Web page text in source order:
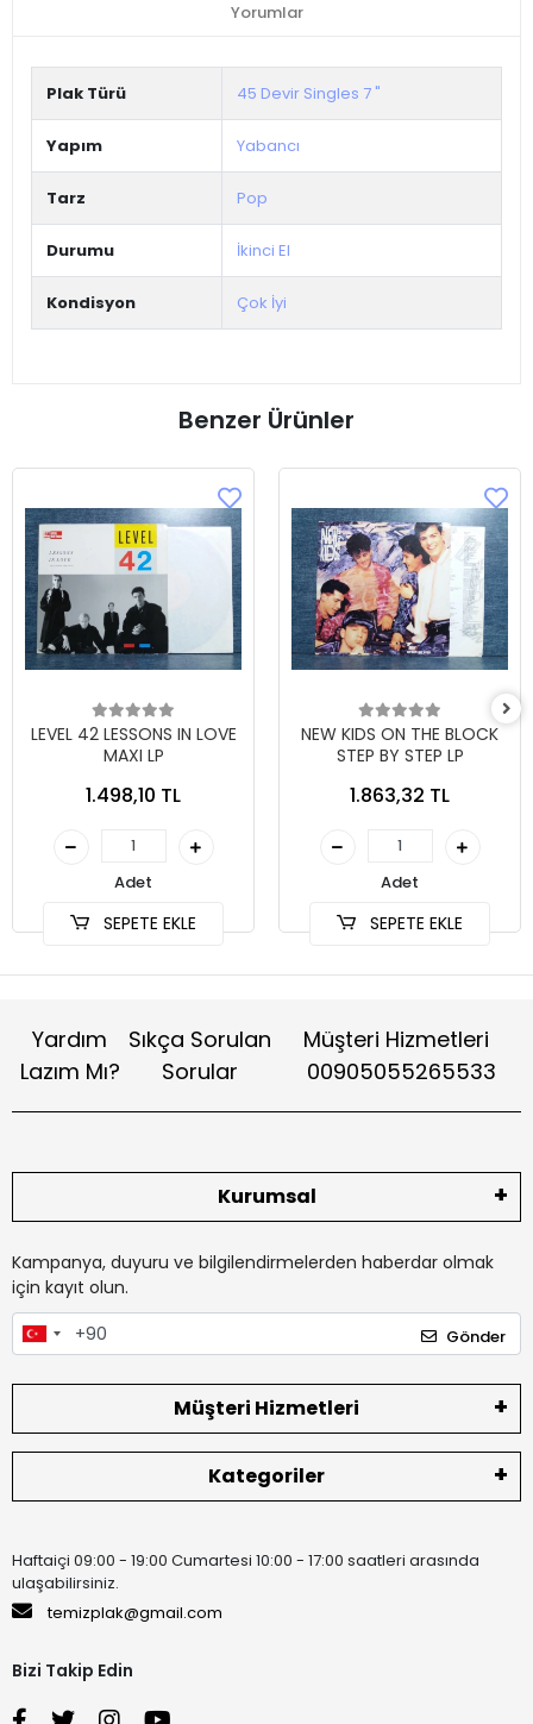
Yorumlar
Plak Türü 45 Devir Singles 7 "
Yapım Yabancı
Tarz Pop
Durumu İkinci El
Kondisyon Çok İyi
Benzer Ürünler
LEVEL 42 LESSONS IN LOVE
MAXI LP
1.498,10 TL
Adet
SEPETE EKLE
NEW KIDS ON THE BLOCK
STEP BY STEP LP
1.863,32 TL
Adet
SEPETE EKLE
Yardım
Lazım Mı?
Sıkça Sorulan
Sorular
Müşteri Hizmetleri
00905055265533
Kurumsal
Kampanya, duyuru ve bilgilendirmelerden haberdar olmak
için kayıt olun.
Gönder
Müşteri Hizmetleri
Kategoriler
Haftaiçi 09:00 - 19:00 Cumartesi 10:00 - 17:00 saatleri arasında
ulaşabilirsiniz.
temizplak@gmail.com
Bizi Takip Edin